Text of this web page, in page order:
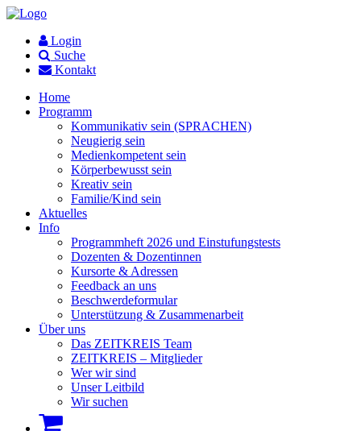
Login
Suche
Kontakt
Home
Programm
Kommunikativ sein (SPRACHEN)
Neugierig sein
Medienkompetent sein
Körperbewusst sein
Kreativ sein
Familie/Kind sein
Aktuelles
Info
Programmheft 2026 und Einstufungstests
Dozenten & Dozentinnen
Kursorte & Adressen
Feedback an uns
Beschwerdeformular
Unterstützung & Zusammenarbeit
Über uns
Das ZEITKREIS Team
ZEITKREIS – Mitglieder
Wer wir sind
Unser Leitbild
Wir suchen